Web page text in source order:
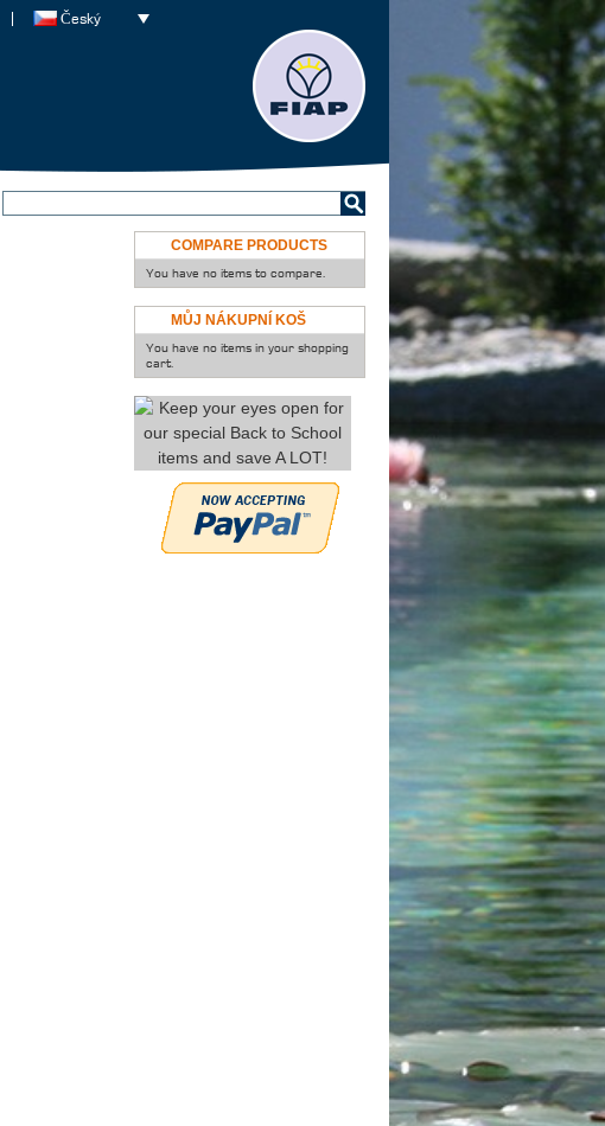
Český
COMPARE PRODUCTS
You have no items to compare.
MŮJ NÁKUPNÍ KOŠ
You have no items in your shopping
cart.